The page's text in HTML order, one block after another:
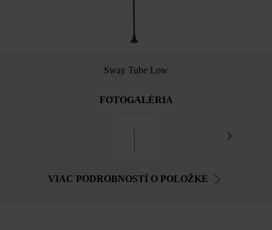
Sway Tube Low
FOTOGALÉRIA
VIAC PODROBNOSTÍ O POLOŽKE